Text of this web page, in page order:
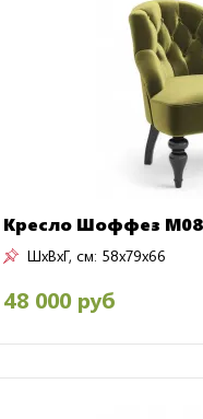
Кресло Шоффез
ШxВxГ, см: 58x79x66
48 000 руб